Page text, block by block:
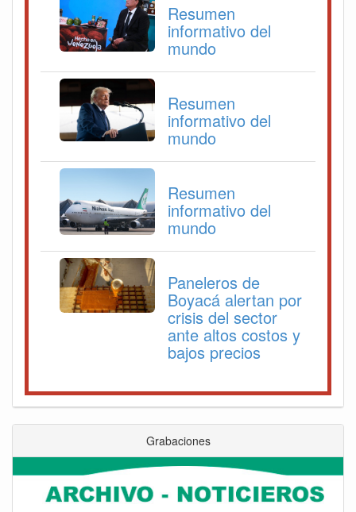
Resumen
informativo del
mundo
Resumen
informativo del
mundo
Resumen
informativo del
mundo
Paneleros de
Boyacá alertan por
crisis del sector
ante altos costos y
bajos precios
Grabaciones